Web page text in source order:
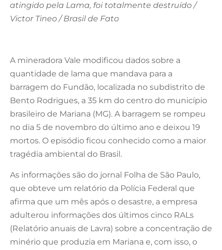
atingido pela Lama, foi totalmente destruído /
Victor Tineo / Brasil de Fato
A mineradora Vale modificou dados sobre a
quantidade de lama que mandava para a
barragem do Fundão, localizada no subdistrito de
Bento Rodrigues, a 35 km do centro do município
brasileiro de Mariana (MG). A barragem se rompeu
no dia 5 de novembro do último ano e deixou 19
mortos. O episódio ficou conhecido como a maior
tragédia ambiental do Brasil.
As informações são do jornal Folha de São Paulo,
que obteve um relatório da Polícia Federal que
afirma que um mês após o desastre, a empresa
adulterou informações dos últimos cinco RALs
(Relatório anuais de Lavra) sobre a concentração de
minério que produzia em Mariana e, com isso, o